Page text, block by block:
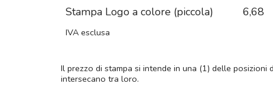
Stampa Logo a colore (piccola)
6,68
IVA esclusa
Il prezzo di stampa si intende in una (1) delle
intersecano tra loro.